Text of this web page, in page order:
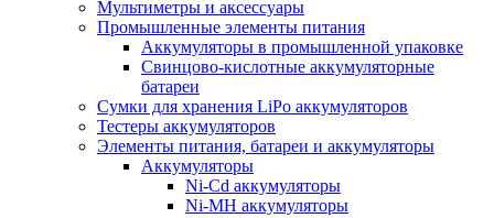
Мультиметры и аксессуары
Промышленные элементы питания
Аккумуляторы в промышленной упаковке
Свинцово-кислотные аккумуляторные
батареи
Сумки для хранения LiPo аккумуляторов
Тестеры аккумуляторов
Элементы питания, батареи и аккумуляторы
Аккумуляторы
Ni-Cd аккумуляторы
Ni-MH аккумуляторы